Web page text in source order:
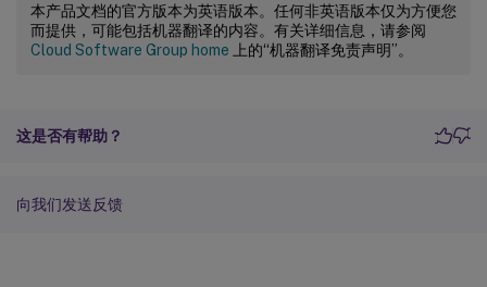
本产品文档的官方版本为英语版本。任何非英语版本仅为方便您
而提供，可能包括机器翻译的内容。有关详细信息，请参阅
Cloud Software Group home 上的“机器翻译免责声明”。
这是否有帮助？
向我们发送反馈